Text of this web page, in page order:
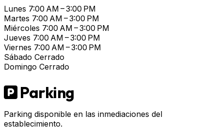
Lunes 7:00 AM – 3:00 PM
Martes 7:00 AM – 3:00 PM
Miércoles 7:00 AM – 3:00 PM
Jueves 7:00 AM – 3:00 PM
Viernes 7:00 AM – 3:00 PM
Sábado Cerrado
Domingo Cerrado
Parking
Parking disponible en las inmediaciones del
establecimiento.